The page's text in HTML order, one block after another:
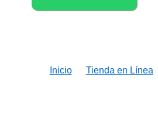
Inicio Tienda en Línea